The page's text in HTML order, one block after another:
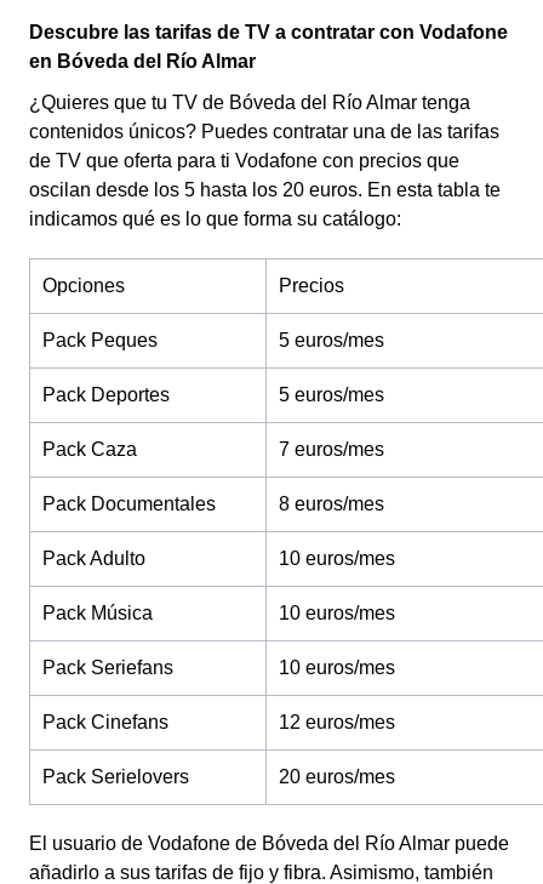
Descubre las tarifas de TV a contratar con Vodafone
en Bóveda del Río Almar
¿Quieres que tu TV de Bóveda del Río Almar tenga
contenidos únicos? Puedes contratar una de las tarifas
de TV que oferta para ti Vodafone con precios que
oscilan desde los 5 hasta los 20 euros. En esta tabla te
indicamos qué es lo que forma su catálogo:
Opciones Precios
Pack Peques 5 euros/mes
Pack Deportes 5 euros/mes
Pack Caza 7 euros/mes
Pack Documentales 8 euros/mes
Pack Adulto 10 euros/mes
Pack Música 10 euros/mes
Pack Seriefans 10 euros/mes
Pack Cinefans 12 euros/mes
Pack Serielovers 20 euros/mes
El usuario de Vodafone de Bóveda del Río Almar puede
añadirlo a sus tarifas de fijo y fibra. Asimismo, también